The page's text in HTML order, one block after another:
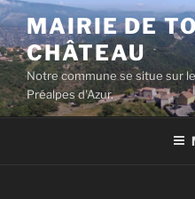
Aller
au
contenu
principal
MAIRIE DE
CHÂTEAU
Notre commune se situe sur
Préalpes d'Azur.